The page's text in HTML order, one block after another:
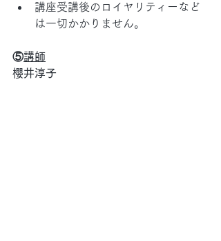
講座受講後のロイヤリティーなど
は一切かかりません。
⑤講師
櫻井淳子